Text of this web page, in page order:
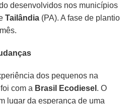
desenvolvidos nos municípios
Tailândia (PA). A fase de plantio
dos pequenos na
com a Brasil Ecodiesel . O
lugar da esperança de uma